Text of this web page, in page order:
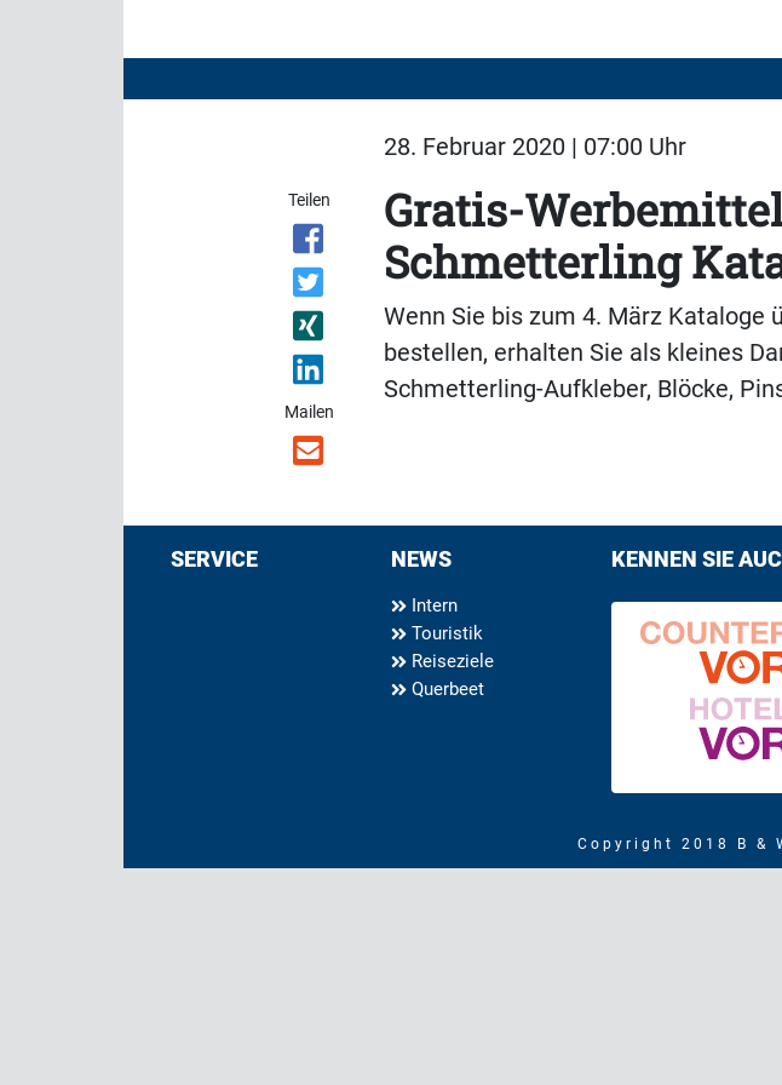
28. Februar 2020 | 07:00 Uhr
Teilen
Mailen
Gratis-
Schmetterling
Wenn Sie bis zum 4. März
bestellen, erhalten Sie als kleines
Schmetterling-Aufkleber, Blöcke,
SERVICE NEWS
Intern
Touristik
Reiseziele
Querbeet
KENNEN SIE
Copyright 2018 B &